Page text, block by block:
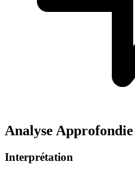
Analyse Approfondie
Interprétation